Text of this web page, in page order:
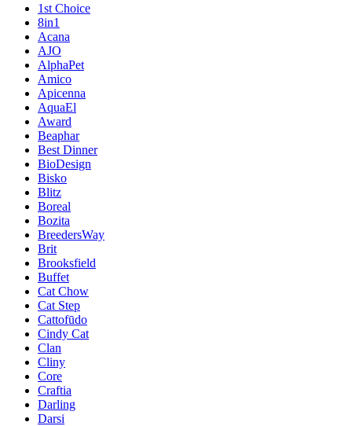
1st Choice
8in1
Acana
AJO
AlphaPet
Amico
Apicenna
AquaEl
Award
Beaphar
Best Dinner
BioDesign
Bisko
Blitz
Boreal
Bozita
BreedersWay
Brit
Brooksfield
Buffet
Cat Chow
Cat Step
Cattofūdo
Cindy Cat
Clan
Cliny
Core
Craftia
Darling
Darsi